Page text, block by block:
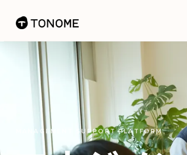
MANAGEMENT SUPPORT PLATFORM